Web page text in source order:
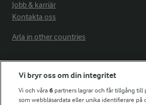
Jobb & karriär
Kontakta oss
Arla in other countries
Fler Arlasajter
För ägare
Vi bryr oss om din integritet
Vi och våra6 partners lagrar och får tillgång
som webbläsardata eller unika identifierare på